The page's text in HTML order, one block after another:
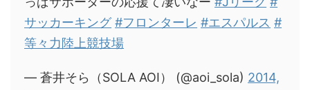
サッカーキング #フロンターレ #エスパルス #
等々力陸上競技場
— 蒼井そら（SOLA AOI） (@aoi_sola) 2014,